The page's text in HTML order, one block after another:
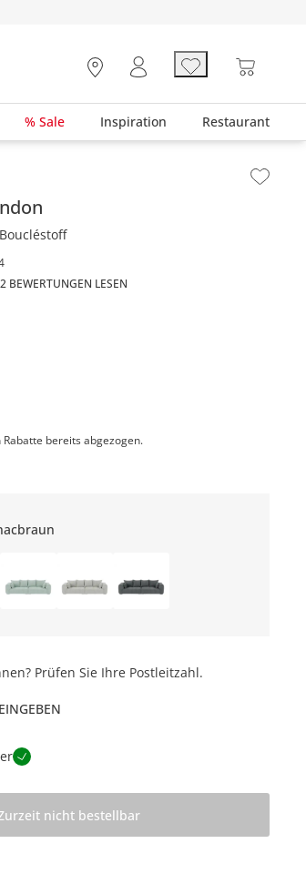
% Sale Inspiration Restaurant
- Zum Seitenende
2 BEWERTUNGEN LESEN
bereits abgezogen.
Prüfen Sie Ihre Postleitzahl.
nicht bestellbar